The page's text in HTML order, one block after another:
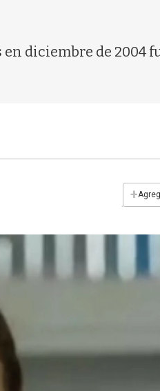
diciembre de
+